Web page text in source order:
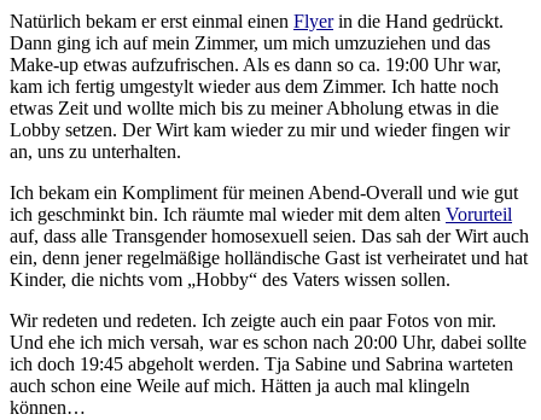
Natürlich bekam er erst einmal einen Flyerin die Hand gedrückt.
Dann ging ich auf mein Zimmer, um mich umzuziehen und das
Make-up etwas aufzufrischen. Als es dann so ca. 19:00 Uhr war,
kam ich fertig umgestylt wieder aus dem Zimmer. Ich hatte noch
etwas Zeit und wollte mich bis zu meiner Abholung etwas in die
Lobby setzen. Der Wirt kam wieder zu mir und wieder fingen wir
an, uns zu unterhalten.
Ich bekam ein Kompliment für meinen Abend-Overall und wie gut
ich geschminkt bin. Ich räumte mal wieder mit dem alten Vorurteil
auf, dass alle Transgender homosexuell seien. Das sah der Wirt auch
ein, denn jener regelmäßige holländische Gast ist verheiratet und hat
Kinder, die nichts vom „Hobby“ des Vaters wissen sollen.
Wir redeten und redeten. Ich zeigte auch ein paar Fotos von mir.
Und ehe ich mich versah, war es schon nach 20:00 Uhr, dabei sollte
ich doch 19:45 abgeholt werden. Tja Sabine und Sabrina warteten
auch schon eine Weile auf mich. Hätten ja auch mal klingeln
können…